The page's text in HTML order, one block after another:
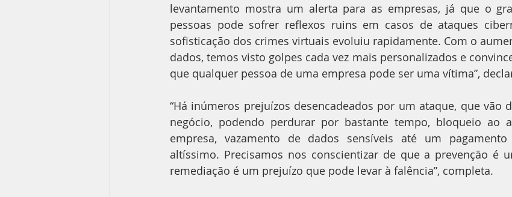
levantamento mostra um alerta para as empresas, já que o
pessoas pode sofrer reflexos ruins em casos de ataques
sofisticação dos crimes virtuais evoluiu rapidamente. Com o
dados, temos visto golpes cada vez mais personalizados e
que qualquer pessoa de uma empresa pode ser uma vítima”,
“Há inúmeros prejuízos desencadeados por um ataque, que vão
negócio, podendo perdurar por bastante tempo, bloqueio ao
empresa, vazamento de dados sensíveis até um
altíssimo. Precisamos nos conscientizar de que a prevenção é
remediação é um prejuízo que pode levar à falência”, completa.